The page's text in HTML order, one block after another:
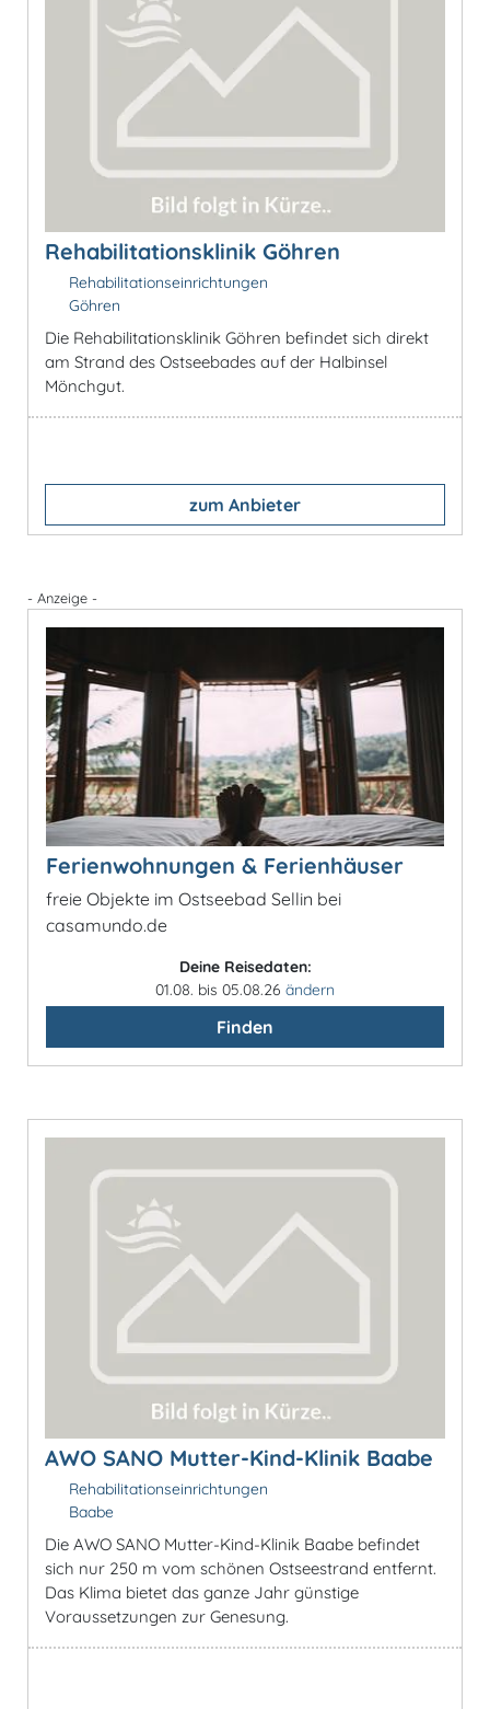
Rehabilitationsklinik Göhren
Rehabilitationseinrichtungen
Göhren
Die Rehabilitationsklinik Göhren befindet sich direkt
am Strand des Ostseebades auf der Halbinsel
Mönchgut.
zum Anbieter
- Anzeige -
Ferienwohnungen & Ferienhäuser
freie Objekte im Ostseebad Sellin bei
casamundo.de
Deine Reisedaten:
01.08. bis 05.08.26 ändern
Finden
AWO SANO Mutter-Kind-Klinik Baabe
Rehabilitationseinrichtungen
Baabe
Die AWO SANO Mutter-Kind-Klinik Baabe befindet
sich nur 250 m vom schönen Ostseestrand entfernt.
Das Klima bietet das ganze Jahr günstige
Voraussetzungen zur Genesung.